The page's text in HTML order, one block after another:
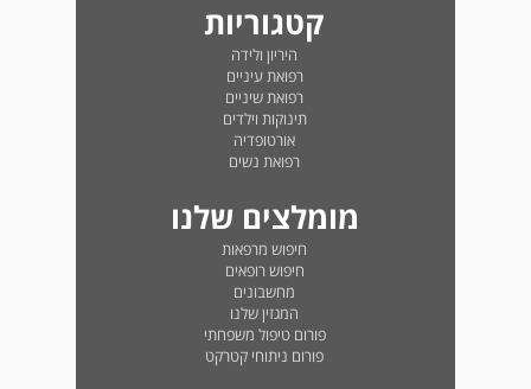
קטגוריות
היריון ולידה
רפואת עיניים
רפואת שיניים
תינוקות וילדים
אורטופדיה
רפואת נשים
מומלצים שלנו
חיפוש מרפאות
חיפוש רופאים
מחשבונים
המגזין שלנו
פורום טיפול משפחתי
פורום ניתוחי קטרקט